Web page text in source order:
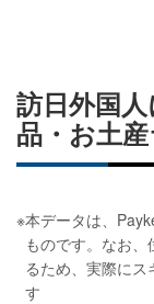
訪日外国
品・お土
※本データは、
ものです。なお
るため、実際に
す